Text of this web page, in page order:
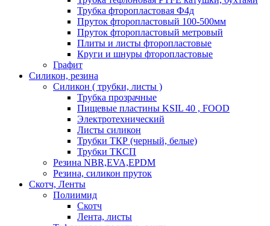
Трубка фторопластовая Ф4д
Пруток фторопластовый 100-500мм
Пруток фторопластовый метровый
Плиты и листы фторопластовые
Круги и шнуры фторопластовые
Графит
Силикон, резина
Силикон ( трубки, листы )
Трубка прозрачные
Пищевые пластины KSIL 40 , FOOD
Электротехнический
Листы силикон
Трубки ТКР (черный, белые)
Трубки ТКСП
Резина NBR,EVA,EPDM
Резина, силикон пруток
Скотч, Ленты
Полиимид
Скотч
Лента, листы